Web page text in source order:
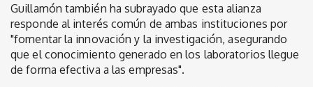
Guillamón también ha subrayado que esta alianza
responde al interés común de ambas instituciones por
"fomentar la innovación y la investigación, asegurando
que el conocimiento generado en los laboratorios llegue
de forma efectiva a las empresas".